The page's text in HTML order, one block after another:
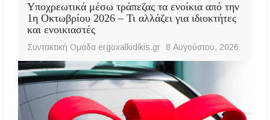
Υποχρεωτικά μέσω τράπεζας τα ενοίκια από την
1η Οκτωβρίου 2026 – Τι αλλάζει για ιδιοκτήτες
και ενοικιαστές
Συντακτική Ομάδα ergoxalkidikis.gr 8 Αυγούστου, 2026